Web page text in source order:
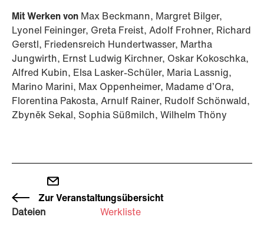
Mit Werken von Max Beckmann, Margret Bilger,
Lyonel Feininger, Greta Freist, Adolf Frohner, Richard
Gerstl, Friedensreich Hundertwasser, Martha
Jungwirth, Ernst Ludwig Kirchner, Oskar Kokoschka,
Alfred Kubin, Elsa Lasker-Schüler, Maria Lassnig,
Marino Marini, Max Oppenheimer, Madame d’Ora,
Florentina Pakosta, Arnulf Rainer, Rudolf Schönwald,
Zbyněk Sekal, Sophia Süßmilch, Wilhelm Thöny
Zur Veranstaltungsübersicht
Dateien
Werkliste